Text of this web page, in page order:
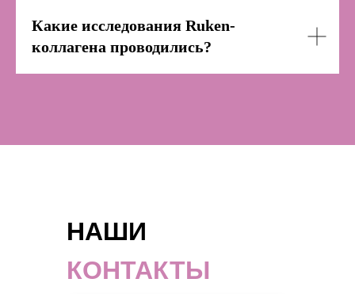
Какие исследования Ruken-
коллагена проводились?
НАШИ
КОНТАКТЫ